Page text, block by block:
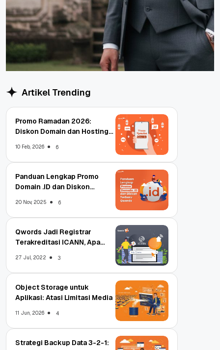
Artikel Trending
Promo Ramadan 2026:
Diskon Domain dan Hosting
10 Feb, 2026 6
Panduan Lengkap Promo
Domain .ID dan Diskon
20 Nov, 2025 6
Qwords Jadi Registrar
Terakreditasi ICANN, Apa
27 Jul, 2022 3
Object Storage untuk
Aplikasi: Atasi Limitasi Media
11 Jun, 2026 4
Strategi Backup Data 3-2-1: